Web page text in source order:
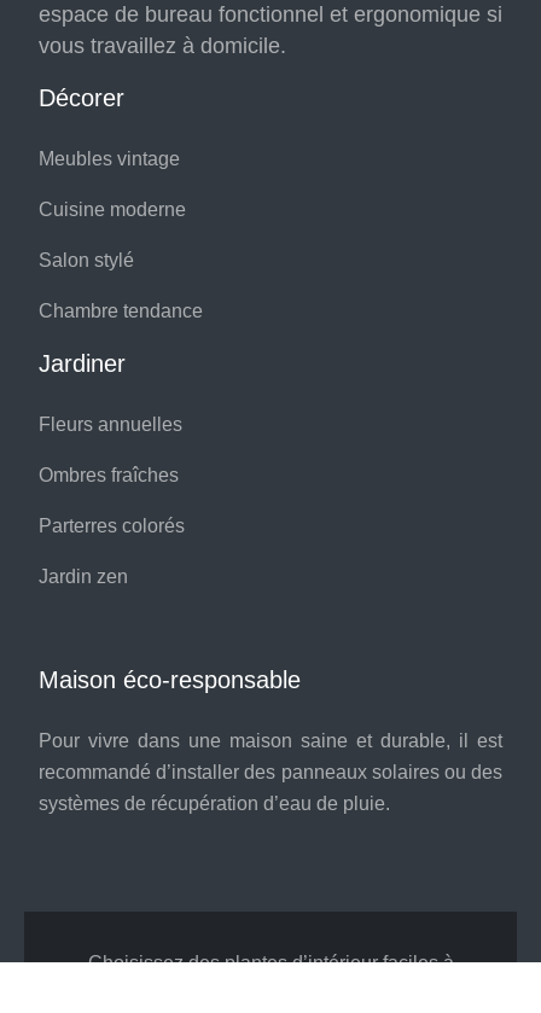
espace de bureau fonctionnel et ergonomique si
vous travaillez à domicile.
Décorer
Meubles vintage
Cuisine moderne
Salon stylé
Chambre tendance
Jardiner
Fleurs annuelles
Ombres fraîches
Parterres colorés
Jardin zen
Maison éco-responsable
Pour vivre dans une maison saine et durable, il est
recommandé d’installer des panneaux solaires ou des
systèmes de récupération d’eau de pluie.
Choisissez des plantes d’intérieur faciles à